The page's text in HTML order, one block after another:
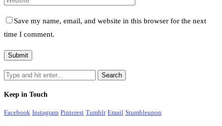
Save my name, email, and website in this browser for the next
time I comment.
Keep in Touch
Facebook Instagram Pinterest Tumblr Email Stumbleupon